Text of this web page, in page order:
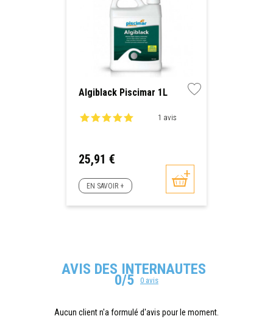
Algiblack Piscimar 1L
1 avis
Prix
25,91 €
EN SAVOIR +
AVIS DES INTERNAUTES
0/5 0 avis
Aucun client n'a formulé d'avis pour le moment.